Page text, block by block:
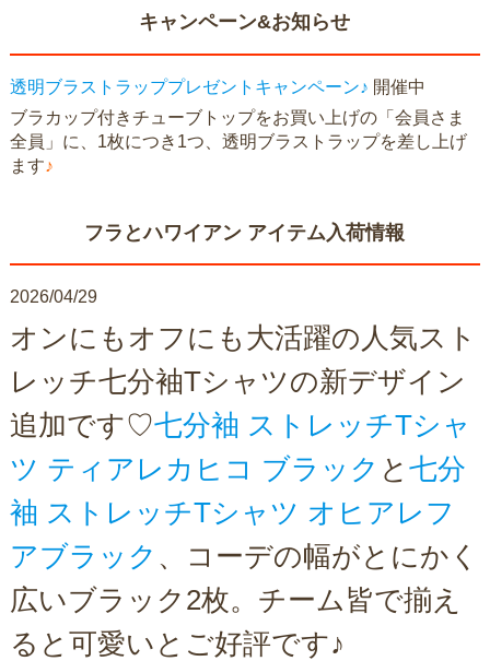
キャンペーン&お知らせ
透明ブラストラッププレゼントキャンペーン♪ 開催中
ブラカップ付きチューブトップをお買い上げの「会員さま
全員」に、1枚につき1つ、透明ブラストラップを差し上げ
ます♪
フラとハワイアン アイテム入荷情報
2026/04/29
オンにもオフにも大活躍の人気スト
レッチ七分袖Tシャツの新デザイン
追加です♡七分袖 ストレッチTシャ
ツ ティアレカヒコ ブラック と 七分
袖 ストレッチTシャツ オヒアレフ
アブラック 、コーデの幅がとにかく
広いブラック2枚。チーム皆で揃え
ると可愛いとご好評です♪